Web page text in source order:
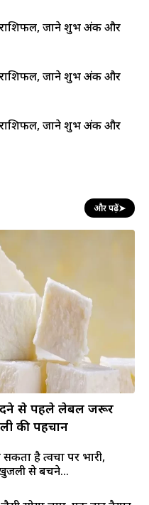
जाने शुभ अंक और
जाने शुभ अंक और
जाने शुभ अंक और
और पढ़ें➤
से पहले लेबल जरूर
की पहचान
है त्वचा पर भारी,
से बचने...